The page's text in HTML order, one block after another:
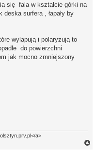
się fala w ksztalcie górki na
surfera , łapały by
wylapują i polaryzują to
do powierzchni
jak mocno zmniejszony
a>